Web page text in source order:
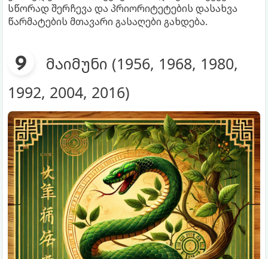
სწორად შერჩევა და პრიორიტეტების დასახვა
წარმატების მთავარი გასაღები გახდება.
მაიმუნი (1956, 1968, 1980,
1992, 2004, 2016)